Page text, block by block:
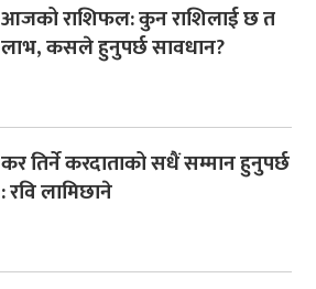
आजको राशिफल: कुन राशिलाई छ त
लाभ, कसले हुनुपर्छ सावधान?
कर तिर्ने करदाताको सधैं सम्मान हुनुपर्छ
: रवि लामिछाने